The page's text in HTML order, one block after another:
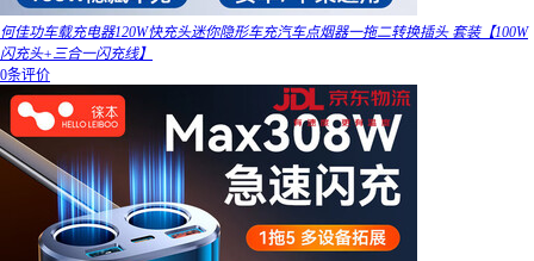
何佳功车载充电器120W快充头迷你隐形车充汽车点烟器一拖二转换插头 套装【100W
闪充头+三合一闪充线】
0条评价